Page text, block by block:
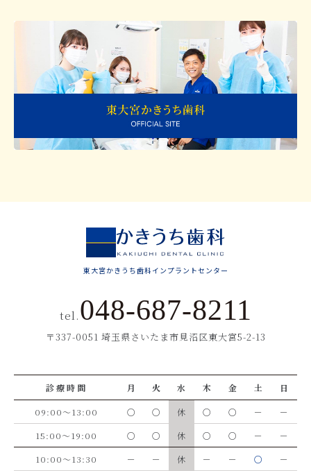
東大宮かきうち歯科インプラントセンター
tel.048-687-8211
〒337-0051 埼玉県さいたま市見沼区東大宮5-2-13
診療時間 月 火 水 木 金 土 日
09:00～13:00 ○ ○ 休 ○ ○ －
－
15:00～19:00
○ ○ 休 ○ ○ －
－
10:00～13:30
－ － 休 － － ○
－